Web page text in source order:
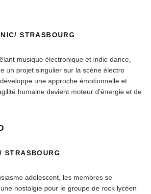
STRASBOURG
musique électronique et indie dance,
un projet singulier sur la scène électro
une approche émotionnelle et
humaine devient moteur d’énergie et de
STRASBOURG
adolescent, les membres se
nostalgie pour le groupe de rock lycéen